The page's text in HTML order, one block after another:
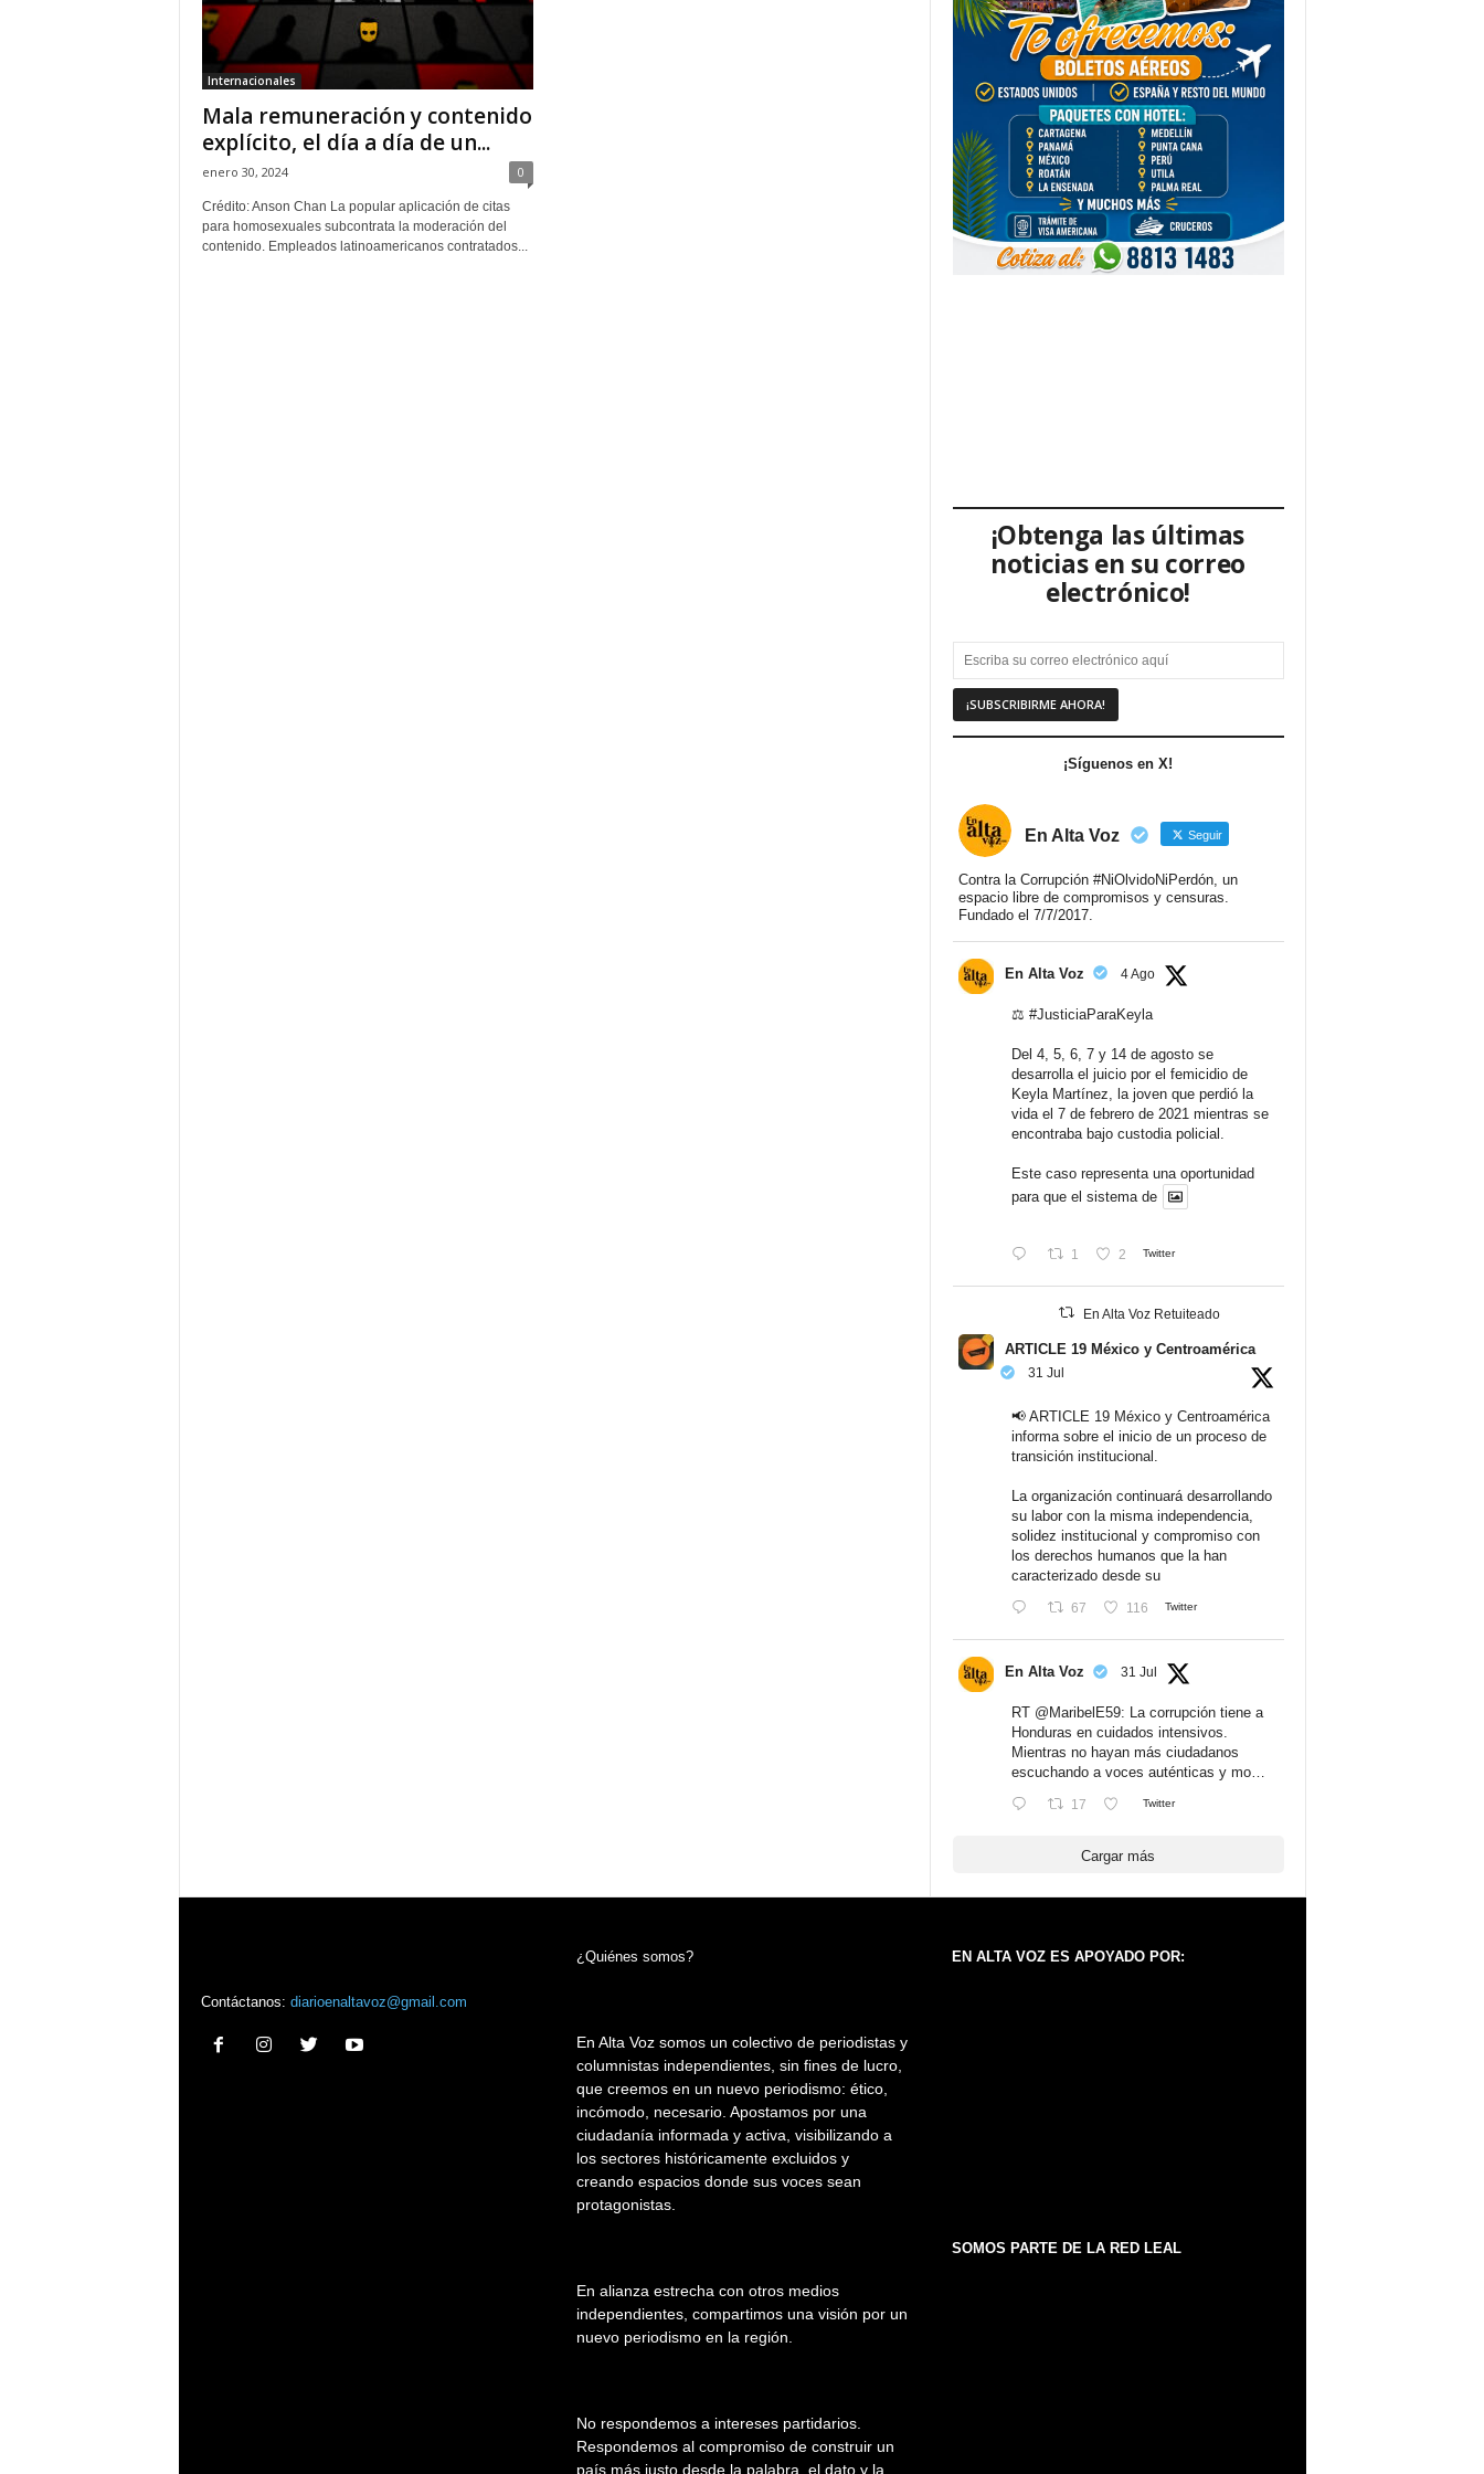
Internacionales
Mala remuneración y contenido
explícito, el día a día de un...
enero 30, 2024 0
Crédito: Anson Chan La popular aplicación de citas
para homosexuales subcontrata la moderación del
contenido. Empleados latinoamericanos contratados...
¡Obtenga las últimas
noticias en su correo
electrónico!
¡Síguenos en X!
En Alta Voz Seguir
Contra la Corrupción #NiOlvidoNiPerdón, un
espacio libre de compromisos y censuras.
Fundado el 7/7/2017.
En Alta Voz 4 Ago
⚖️ #JusticiaParaKeyla
Del 4, 5, 6, 7 y 14 de agosto se
desarrolla el juicio por el femicidio de
Keyla Martínez, la joven que perdió la
vida el 7 de febrero de 2021 mientras se
encontraba bajo custodia policial.
Este caso representa una oportunidad
para que el sistema de
1 2 Twitter
En Alta Voz Retuiteado
ARTICLE 19 México y Centroamérica
31 Jul
📢 ARTICLE 19 México y Centroamérica
informa sobre el inicio de un proceso de
transición institucional.
La organización continuará desarrollando
su labor con la misma independencia,
solidez institucional y compromiso con
los derechos humanos que la han
caracterizado desde su
67 116 Twitter
En Alta Voz 31 Jul
RT @MaribelE59: La corrupción tiene a
Honduras en cuidados intensivos.
Mientras no hayan más ciudadanos
escuchando a voces auténticas y mo…
17 Twitter
Cargar más
Contáctanos: diarioenaltavoz@gmail.com
¿Quiénes somos?
En Alta Voz somos un colectivo de periodistas y
columnistas independientes, sin fines de lucro,
que creemos en un nuevo periodismo: ético,
incómodo, necesario. Apostamos por una
ciudadanía informada y activa, visibilizando a
los sectores históricamente excluidos y
creando espacios donde sus voces sean
protagonistas.
En alianza estrecha con otros medios
independientes, compartimos una visión por un
nuevo periodismo en la región.
No respondemos a intereses partidarios.
Respondemos al compromiso de construir un
país más justo desde la palabra, el dato y la
EN ALTA VOZ ES APOYADO POR:
SOMOS PARTE DE LA RED LEAL